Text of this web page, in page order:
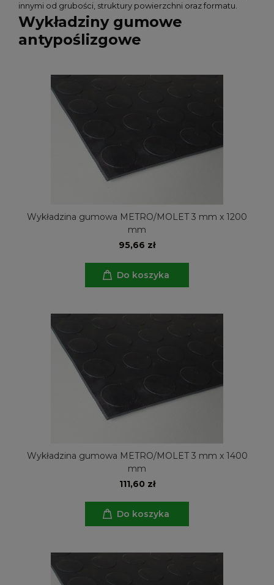
innymi od grubości, struktury powierzchni oraz formatu.
Wykładziny gumowe
antypoślizgowe
Wykładzina gumowa METRO/MOLET 3 mm x 1200
mm
95,66 zł
Do koszyka
Wykładzina gumowa METRO/MOLET 3 mm x 1400
mm
111,60 zł
Do koszyka